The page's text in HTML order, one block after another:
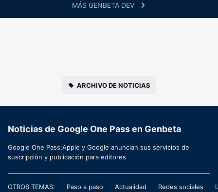
MÁS GENBETA DEV
ARCHIVO DE NOTICIAS
Noticias de Google One Pass en Genbeta
Google One Pass:Apple y Google anuncian sus servicios de
suscripción y publicación para editores
OTROS TEMAS: Paso a paso Actualidad Redes sociales